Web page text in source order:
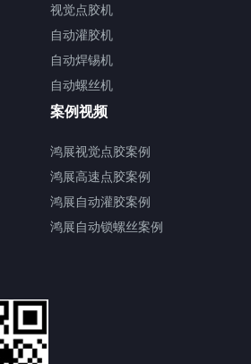
取产品资料与报价
视觉点胶机
自动灌胶机
自动焊锡机
自动螺丝机
案例视频
鸿展视觉点胶案例
鸿展高速点胶案例
鸿展自动灌胶案例
鸿展自动锁螺丝案例